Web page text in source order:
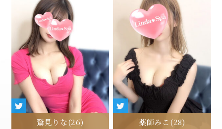
鷲見りな(26) 薬師みこ(28)